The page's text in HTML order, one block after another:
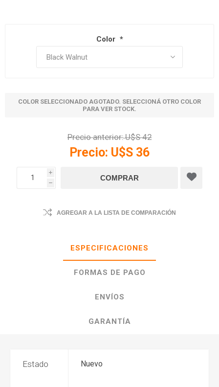
Color *
COLOR SELECCIONADO AGOTADO. SELECCIONÁ OTRO COLOR
PARA VER STOCK.
Precio anterior:U$S 42
Precio: U$S 36
i
h
AGREGAR A LA LISTA DE COMPARACIÓN
ESPECIFICACIONES
FORMAS DE PAGO
ENVÍOS
GARANTÍA
Estado Nuevo